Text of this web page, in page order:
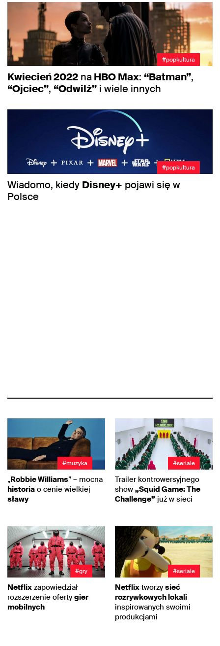
#popkultura
Kwiecień 2022 naHBO Max: “Batman”,
“Ojciec”, “Odwilż” i wiele innych
#popkultura
Wiadomo, kiedy Disney+ pojawi się w
Polsce
#muzyka
„Robbie Williams” – mocna
historia o cenie wielkiej
sławy
#seriale
Trailer kontrowersyjnego
show „Squid Game: The
Challenge” już w sieci
#gry
Netflix zapowiedział
rozszerzenie oferty gier
mobilnych
#seriale
Netflix tworzy sieć
rozrywkowych lokali
inspirowanych swoimi
produkcjami